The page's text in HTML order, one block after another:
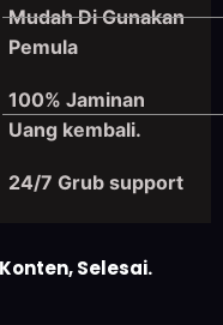
Mudah Di Gunakan
Pemula
100% Jaminan
Uang kembali.
24/7 Grub support
Selesai.